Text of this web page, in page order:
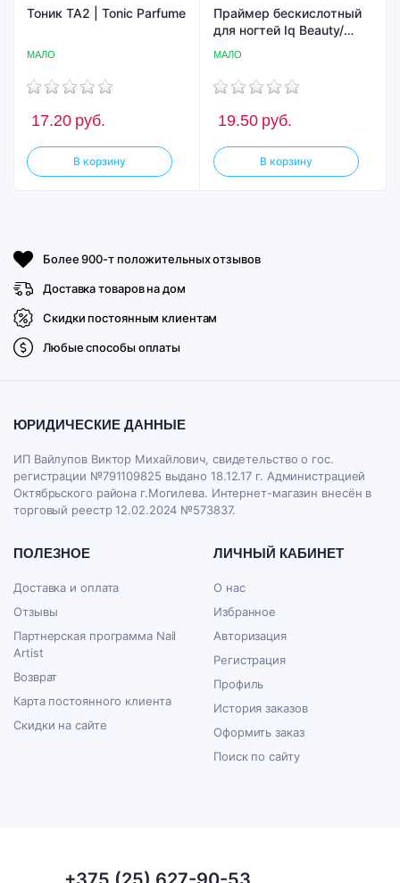
Тоник TA2 | Tonic Parfume
МАЛО
17.20 руб.
В корзину
Праймер бескислотный
для ногтей Iq Beauty/
МАЛО
19.50 руб.
В корзину
Более 900-т положительных отзывов
Доставка товаров на дом
Скидки постоянным клиентам
Любые способы оплаты
ЮРИДИЧЕСКИЕ ДАННЫЕ
ИП Вайлупов Виктор Михайлович, свидетельство о гос.
регистрации №791109825 выдано 18.12.17 г. Администрацией
Октябрьского района г.Могилева. Интернет-магазин внесён в
торговый реестр 12.02.2024 №573837.
ПОЛЕЗНОЕ
Доставка и оплата
Отзывы
Партнерская программа Nail
Artist
Возврат
Карта постоянного клиента
Скидки на сайте
ЛИЧНЫЙ КАБИНЕТ
О нас
Избранное
Авторизация
Регистрация
Профиль
История заказов
Оформить заказ
Поиск по сайту